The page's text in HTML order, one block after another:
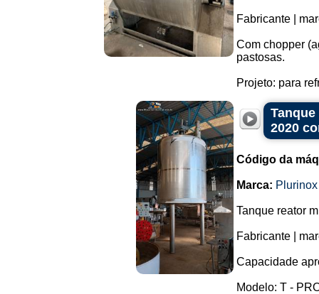
Fabricante |
Com chopper
pastosas.
Projeto: para
2020
Código da
Marca: Plurinox
Tanque reator
Fabricante |
Capacidade
Modelo: T -